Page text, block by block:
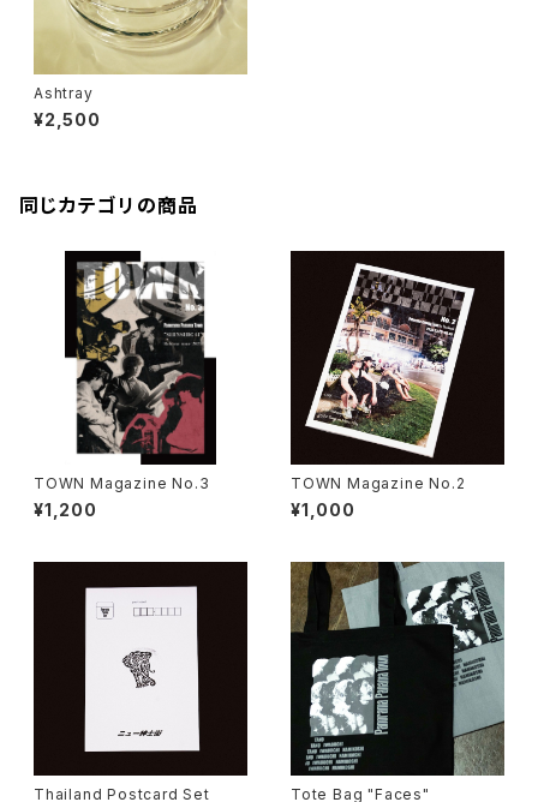
Ashtray
¥2,500
同じカテゴリの商品
TOWN Magazine No.3
¥1,200
TOWN Magazine No.2
¥1,000
Thailand Postcard Set Tote Bag "Faces"